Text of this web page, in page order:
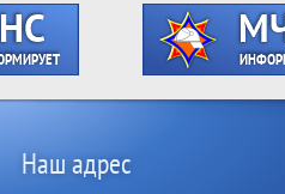
Наш адрес